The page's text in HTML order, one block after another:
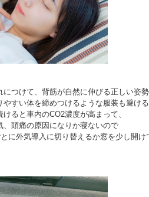
につけて、背筋が自然に伸びる正しい姿
やすい体を締めつけるような服装も避け
ると車内のCO2濃度が高まって、
、頭痛の原因になりか寝ないので
に外気導入に切り替えるか窓を少し開け